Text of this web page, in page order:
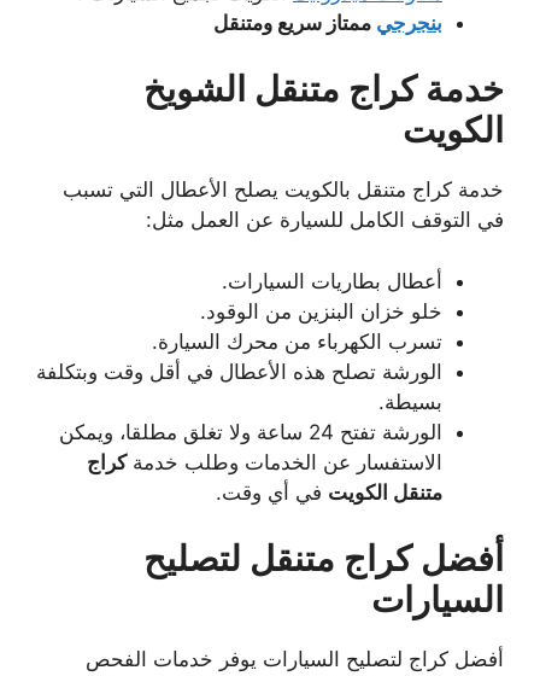
بنجرجي ممتاز سريع ومتنقل
خدمة كراج متنقل الشويخ
الكويت
خدمة كراج متنقل بالكويت يصلح الأعطال التي تسبب
في التوقف الكامل للسيارة عن العمل مثل:
أعطال بطاريات السيارات.
خلو خزان البنزين من الوقود.
تسرب الكهرباء من محرك السيارة.
الورشة تصلح هذه الأعطال في أقل وقت وبتكلفة
بسيطة.
الورشة تفتح 24 ساعة ولا تغلق مطلقا، ويمكن
الاستفسار عن الخدمات وطلب خدمةكراج
متنقل الكويت في أي وقت.
أفضل كراج متنقل لتصليح
السيارات
أفضل كراج لتصليح السيارات يوفر خدمات الفحص